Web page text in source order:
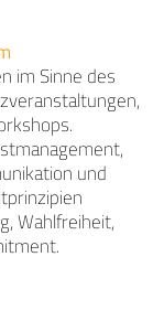
im Sinne des
und
Wahlfreiheit,